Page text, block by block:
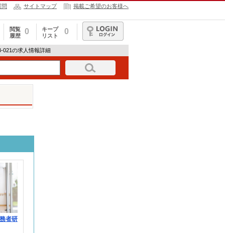
問 サイトマップ 掲載ご希望のお客様へ
閲覧
履歴
0
キープ
リスト
0
ログイン
021の求人情報詳細
者研